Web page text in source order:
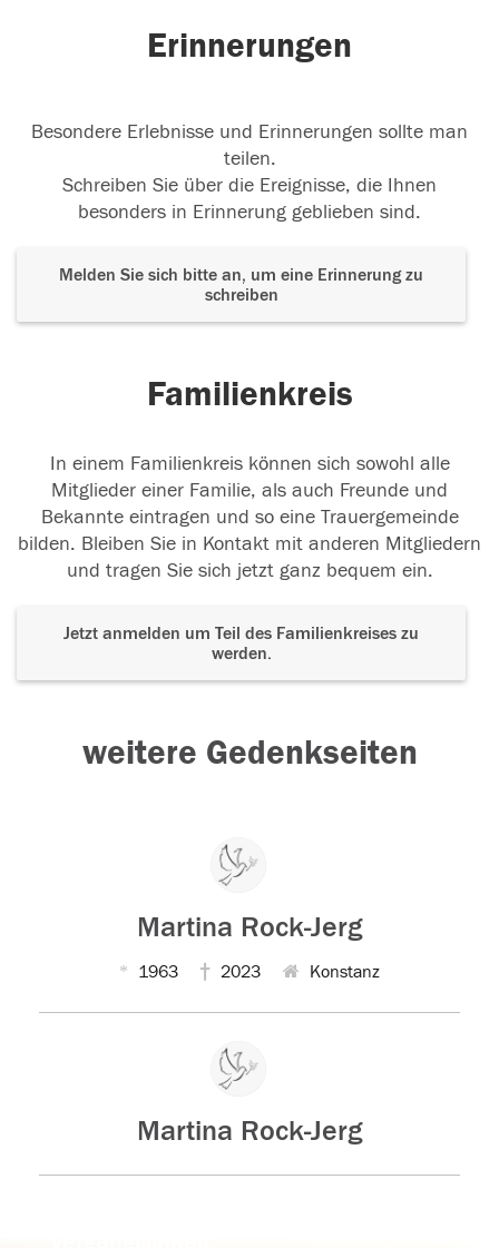
Erinnerungen
Besondere Erlebnisse und Erinnerungen sollte man
teilen.
Schreiben Sie über die Ereignisse, die Ihnen
besonders in Erinnerung geblieben sind.
Melden Sie sich bitte an, um eine Erinnerung zu
schreiben
Familienkreis
In einem Familienkreis können sich sowohl alle
Mitglieder einer Familie, als auch Freunde und
Bekannte eintragen und so eine Trauergemeinde
bilden. Bleiben Sie in Kontakt mit anderen Mitgliedern
und tragen Sie sich jetzt ganz bequem ein.
Jetzt anmelden um Teil des Familienkreises zu
werden.
weitere Gedenkseiten
Martina Rock-Jerg
1963 2023 Konstanz
Martina Rock-Jerg